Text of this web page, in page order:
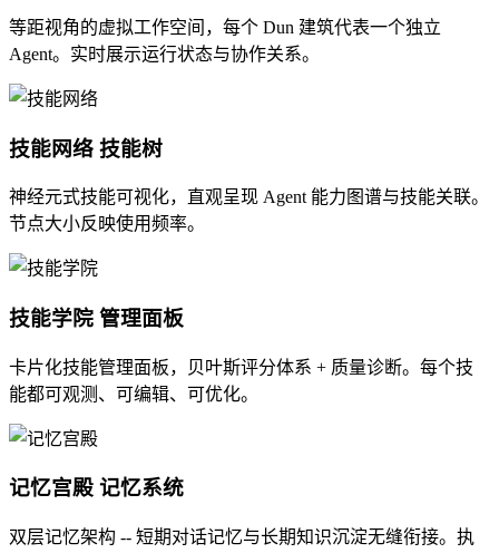
等距视角的虚拟工作空间，每个 Dun 建筑代表一个独立
Agent。实时展示运行状态与协作关系。
技能网络 技能树
神经元式技能可视化，直观呈现 Agent 能力图谱与技能关联。
节点大小反映使用频率。
技能学院 管理面板
卡片化技能管理面板，贝叶斯评分体系 + 质量诊断。每个技
能都可观测、可编辑、可优化。
记忆宫殿 记忆系统
双层记忆架构 -- 短期对话记忆与长期知识沉淀无缝衔接。执